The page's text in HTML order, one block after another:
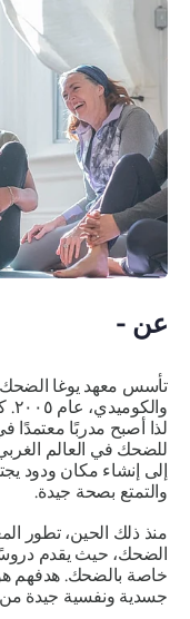
عن -
تأسس معهد يوغا الضحك
لذا أصبح مدربًا معتمدًا
للضحك في العالم
إلى إنشاء مكان ودود
والتمتع بصحة جيدة.
منذ ذلك الحين، تطور
الضحك، حيث يقدم
خاصة بالضحك. هدفهم
جسدية ونفسية جيدة من